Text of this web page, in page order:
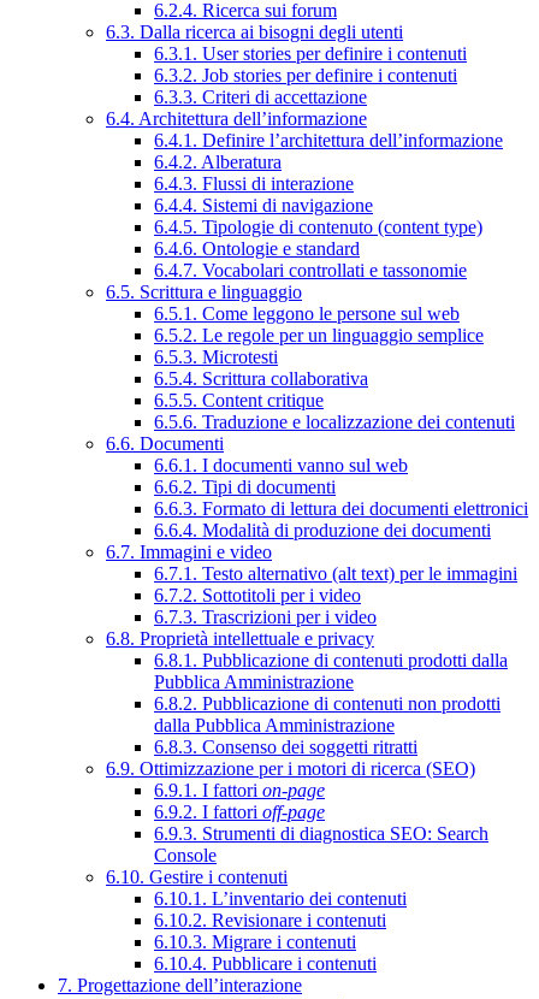
6.2.4. Ricerca sui forum
6.3. Dalla ricerca ai bisogni degli utenti
6.3.1. User stories per definire i contenuti
6.3.2. Job stories per definire i contenuti
6.3.3. Criteri di accettazione
6.4. Architettura dell’informazione
6.4.1. Definire l’architettura dell’informazione
6.4.2. Alberatura
6.4.3. Flussi di interazione
6.4.4. Sistemi di navigazione
6.4.5. Tipologie di contenuto (content type)
6.4.6. Ontologie e standard
6.4.7. Vocabolari controllati e tassonomie
6.5. Scrittura e linguaggio
6.5.1. Come leggono le persone sul web
6.5.2. Le regole per un linguaggio semplice
6.5.3. Microtesti
6.5.4. Scrittura collaborativa
6.5.5. Content critique
6.5.6. Traduzione e localizzazione dei contenuti
6.6. Documenti
6.6.1. I documenti vanno sul web
6.6.2. Tipi di documenti
6.6.3. Formato di lettura dei documenti elettronici
6.6.4. Modalità di produzione dei documenti
6.7. Immagini e video
6.7.1. Testo alternativo (alt text) per le immagini
6.7.2. Sottotitoli per i video
6.7.3. Trascrizioni per i video
6.8. Proprietà intellettuale e privacy
6.8.1. Pubblicazione di contenuti prodotti dalla
Pubblica Amministrazione
6.8.2. Pubblicazione di contenuti non prodotti
dalla Pubblica Amministrazione
6.8.3. Consenso dei soggetti ritratti
6.9. Ottimizzazione per i motori di ricerca (SEO)
6.9.1. I fattori on-page
6.9.2. I fattori off-page
6.9.3. Strumenti di diagnostica SEO: Search
Console
6.10. Gestire i contenuti
6.10.1. L’inventario dei contenuti
6.10.2. Revisionare i contenuti
6.10.3. Migrare i contenuti
6.10.4. Pubblicare i contenuti
7. Progettazione dell’interazione